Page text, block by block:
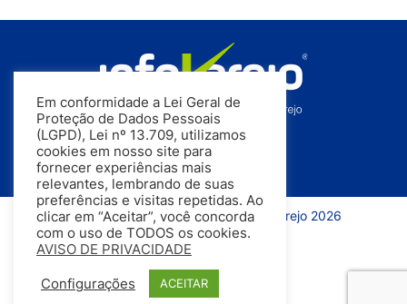
Todos os direitos reservados | InfoVarejo 2026
Em conformidade a Lei Geral de
Proteção de Dados Pessoais
(LGPD), Lei nº 13.709, utilizamos
cookies em nosso site para
fornecer experiências mais
relevantes, lembrando de suas
preferências e visitas repetidas. Ao
clicar em “Aceitar”, você concorda
com o uso de TODOS os cookies.
AVISO DE PRIVACIDADE
Configurações ACEITAR